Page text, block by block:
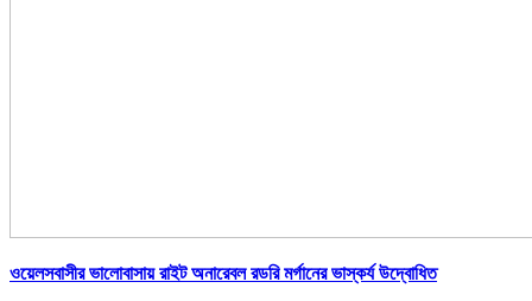
ওয়েলসবাসীর ভালোবাসায় রাইট অনারেবল রডরি মর্গানের ভাস্কর্য উদ্বোধিত